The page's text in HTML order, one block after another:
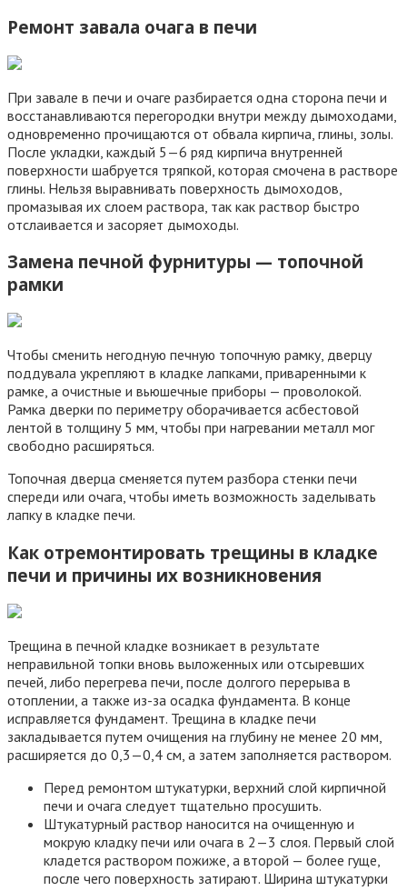
Ремонт завала очага в печи
При завале в печи и очаге разбирается одна сторона печи и
восстанавливаются перегородки внутри между дымоходами,
одновременно прочищаются от обвала кирпича, глины, золы.
После укладки, каждый 5—6 ряд кирпича внутренней
поверхности шабруется тряпкой, которая смочена в растворе
глины. Нельзя выравнивать поверхность дымоходов,
промазывая их слоем раствора, так как раствор быстро
отслаивается и засоряет дымоходы.
Замена печной фурнитуры — топочной
рамки
Чтобы сменить негодную печную топочную рамку, дверцу
поддувала укрепляют в кладке лапками, приваренными к
рамке, а очистные и вьюшечные приборы — проволокой.
Рамка дверки по периметру оборачивается асбестовой
лентой в толщину 5 мм, чтобы при нагревании металл мог
свободно расширяться.
Топочная дверца сменяется путем разбора стенки печи
спереди или очага, чтобы иметь возможность заделывать
лапку в кладке печи.
Как отремонтировать трещины в кладке
печи и причины их возникновения
Трещина в печной кладке возникает в результате
неправильной топки вновь выложенных или отсыревших
печей, либо перегрева печи, после долгого перерыва в
отоплении, а также из-за осадка фундамента. В конце
исправляется фундамент. Трещина в кладке печи
закладывается путем очищения на глубину не менее 20 мм,
расширяется до 0,3—0,4 см, а затем заполняется раствором.
Перед ремонтом штукатурки, верхний слой кирпичной
печи и очага следует тщательно просушить.
Штукатурный раствор наносится на очищенную и
мокрую кладку печи или очага в 2—3 слоя. Первый слой
кладется раствором пожиже, а второй — более гуще,
после чего поверхность затирают. Ширина штукатурки